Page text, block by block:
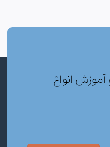
انواع